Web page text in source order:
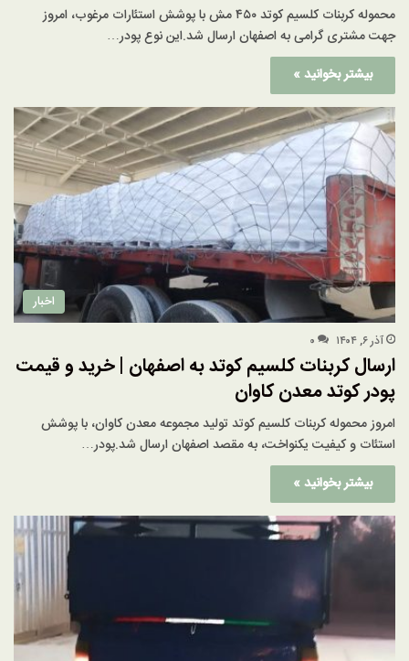
محموله کربنات کلسیم کوتد ۴۵۰ مش با پوشش استئارات مرغوب، امروز
جهت مشتری گرامی به اصفهان ارسال شد.این نوع پودر…
بیشتر بخوانید »
اخبار
آذر ۶, ۱۴۰۴ ۰
ارسال کربنات کلسیم کوتد به اصفهان | خرید و قیمت
پودر کوتد معدن کاوان
امروز محموله کربنات کلسیم کوتد تولید مجموعه معدن کاوان، با پوشش
استئات و کیفیت یکنواخت، به مقصد اصفهان ارسال شد.پودر…
بیشتر بخوانید »